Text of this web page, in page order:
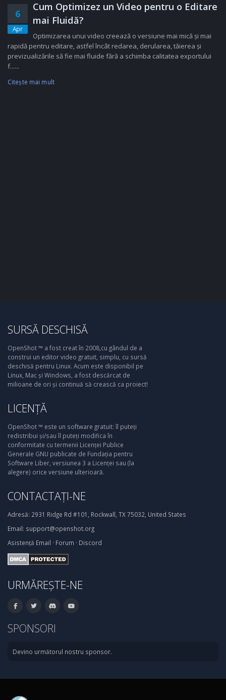
6
Apr
Cum Optimizez un Video pentru o Editare
mai Fluidă?
Optimizarea unui video creează o versiune mai mică și mai
rapidă pentru editare, astfel încât redarea, derularea, tăierea și
previzualizările să fie mai fluide fără a schimba calitatea exportului
f......
Citeşte mai mult
SURSĂ DESCHISĂ
OpenShot ™ a fost creat în 2008,cu gândul de a
construi un editor video gratuit, simplu, cu sursă
deschisă pentru Linux. Acum este disponibil pe
Linux, Mac și Windows, a fost descărcat de
milioane de ori și continuă să crească ca proiect!
LICENȚĂ
OpenShot ™ este un software gratuit: îl puteți
redistribui și/sau îl puteți modifica în
conformitate cu termenii Licenței Publice
Generale GNU publicate de Fundația pentru
Software Liber, versiunea 3 a Licenței sau (la
alegere) orice versiune ulterioară.
CONTACTAȚI-NE
Adresă: 2931 Ridge Rd #101, Rockwall, TX 75032, United States
Email: support@openshot.org
Asistență Email · Forum · Discord
URMĂREȘTE-NE
SPONSORI
Devino următorul nostru sponsor.